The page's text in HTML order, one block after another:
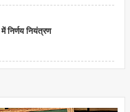
नियंत्रण